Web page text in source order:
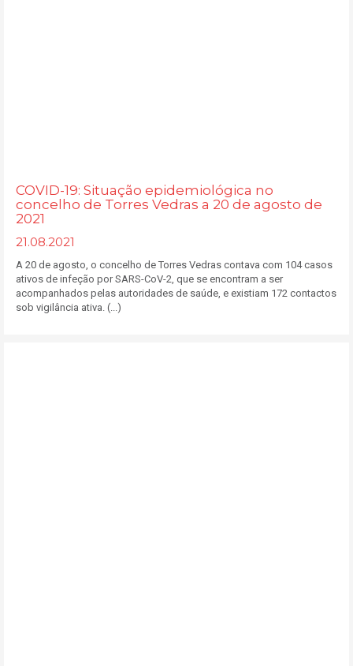
COVID-19: Situação epidemiológica no
concelho de Torres Vedras a 20 de agosto de
2021
21.08.2021
A 20 de agosto, o concelho de Torres Vedras contava com 104 casos
ativos de infeção por SARS-CoV-2, que se encontram a ser
acompanhados pelas autoridades de saúde, e existiam 172 contactos
sob vigilância ativa. (...)